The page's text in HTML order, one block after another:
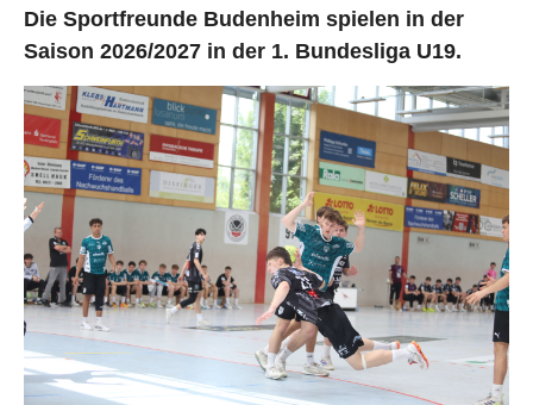
Die Sportfreunde Budenheim spielen in der
Saison 2026/2027 in der 1. Bundesliga U19.